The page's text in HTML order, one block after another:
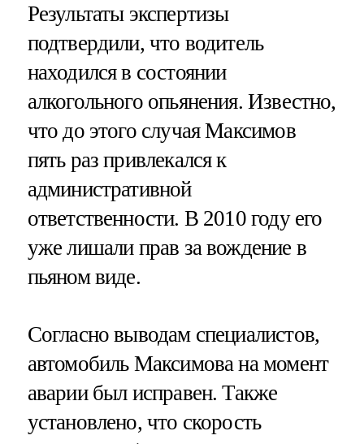
Результаты экспертизы
подтвердили, что водитель
находился в состоянии
алкогольного опьянения. Известно,
что до этого случая Максимов
пять раз привлекался к
административной
ответственности. В 2010 году его
уже лишали прав за вождение в
пьяном виде.
Согласно выводам специалистов,
автомобиль Максимова на момент
аварии был исправен. Также
установлено, что скорость